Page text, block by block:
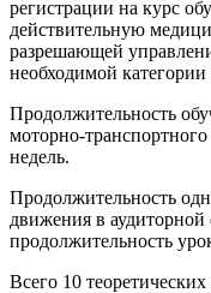
регистрации на курс
действительную
разрешающей
необходимой категории
Продолжительность
моторно-
недель.
Продолжительность
движения в аудиторной
продолжительность
Всего 10